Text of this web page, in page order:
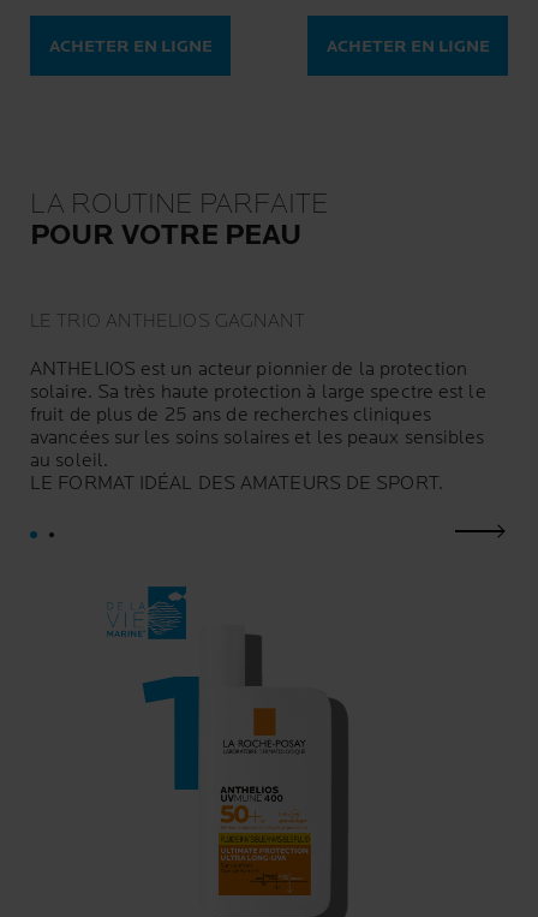
ACHETER EN LIGNE
ACHETER EN LIGNE
LA ROUTINE PARFAITE
POUR VOTRE PEAU
LE TRIO ANTHELIOS GAGNANT
ANTHELIOS est un acteur pionnier de la protection
solaire. Sa très haute protection à large spectre est le
fruit de plus de 25 ans de recherches cliniques
avancées sur les soins solaires et les peaux sensibles
au soleil.
LE FORMAT IDÉAL DES AMATEURS DE SPORT.
next